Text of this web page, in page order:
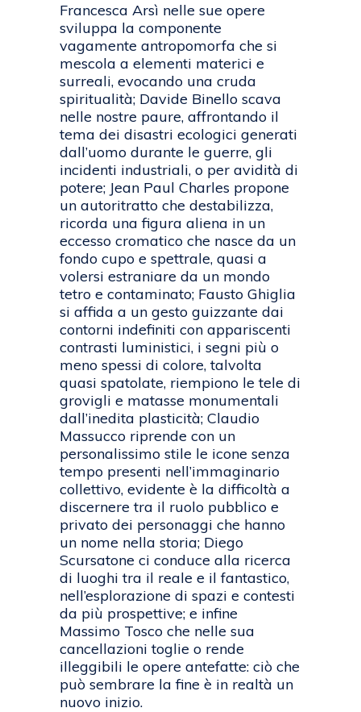
Francesca Arsì nelle sue opere
sviluppa la componente
vagamente antropomorfa che si
mescola a elementi materici e
surreali, evocando una cruda
spiritualità; Davide Binello scava
nelle nostre paure, affrontando il
tema dei disastri ecologici generati
dall’uomo durante le guerre, gli
incidenti industriali, o per avidità di
potere; Jean Paul Charles propone
un autoritratto che destabilizza,
ricorda una figura aliena in un
eccesso cromatico che nasce da un
fondo cupo e spettrale, quasi a
volersi estraniare da un mondo
tetro e contaminato; Fausto Ghiglia
si affida a un gesto guizzante dai
contorni indefiniti con appariscenti
contrasti luministici, i segni più o
meno spessi di colore, talvolta
quasi spatolate, riempiono le tele di
grovigli e matasse monumentali
dall’inedita plasticità; Claudio
Massucco riprende con un
personalissimo stile le icone senza
tempo presenti nell’immaginario
collettivo, evidente è la difficoltà a
discernere tra il ruolo pubblico e
privato dei personaggi che hanno
un nome nella storia; Diego
Scursatone ci conduce alla ricerca
di luoghi tra il reale e il fantastico,
nell’esplorazione di spazi e contesti
da più prospettive; e infine
Massimo Tosco che nelle sua
cancellazioni toglie o rende
illeggibili le opere antefatte: ciò che
può sembrare la fine è in realtà un
nuovo inizio.